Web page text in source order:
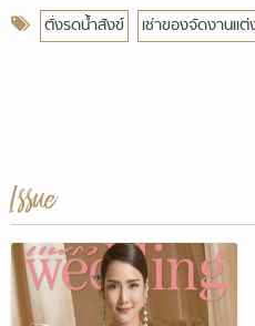
ตั่งรดน้ำสังข์ เช่าของจัดงานแต่
Issue